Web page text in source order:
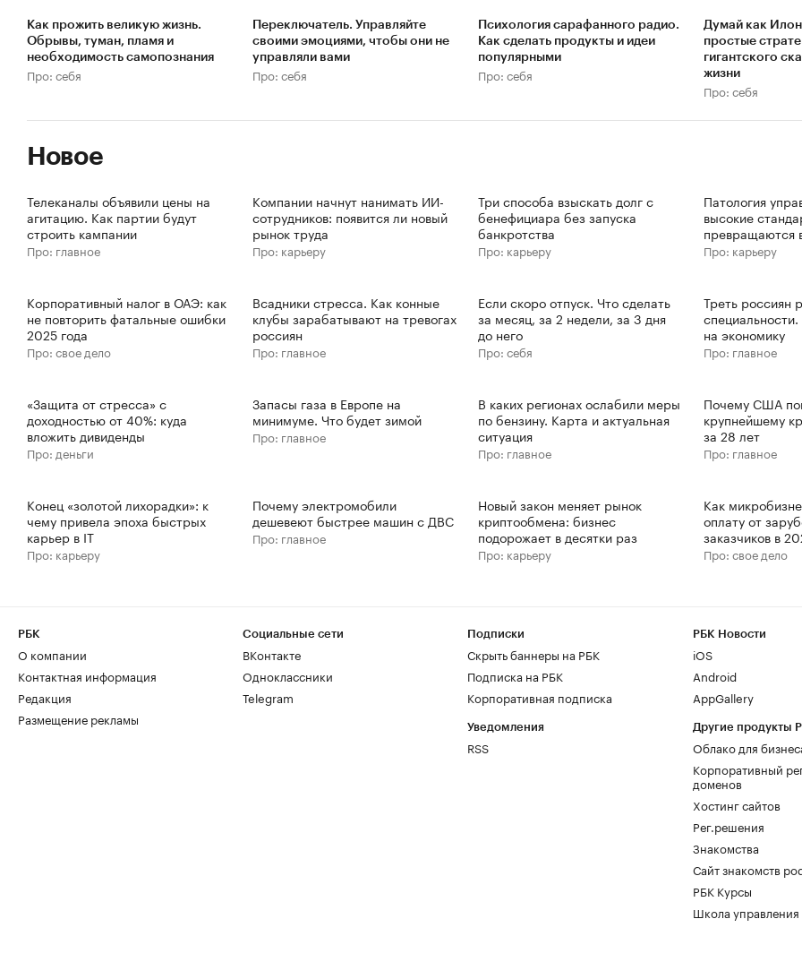
Как прожить великую жизнь.
Обрывы, туман, пламя и
необходимость самопознания
Про: себя
Переключатель. Управляйте
своими эмоциями, чтобы они не
управляли вами
Про: себя
Психология сарафанного радио.
Как сделать продукты и идеи
популярными
Про: себя
Думай как
простые
гигантского
жизни
Про: себя
Новое
Телеканалы объявили цены на
агитацию. Как партии будут
строить кампании
Про: главное
Компании начнут нанимать ИИ-
сотрудников: появится ли новый
рынок труда
Про: карьеру
Три способа взыскать долг с
бенефициара без запуска
банкротства
Про: карьеру
Патология
высокие
превращаются
Про: карьеру
Корпоративный налог в ОАЭ: как
не повторить фатальные ошибки
2025 года
Про: свое дело
Всадники стресса. Как конные
клубы зарабатывают на тревогах
россиян
Про: главное
Если скоро отпуск. Что сделать
за месяц, за 2 недели, за 3 дня
до него
Про: себя
Треть россиян
на экономику
Про: главное
«Защита от стресса» с
доходностью от 40%: куда
вложить дивиденды
Про: деньги
Запасы газа в Европе на
минимуме. Что будет зимой
Про: главное
В каких регионах ослабили меры
по бензину. Карта и актуальная
ситуация
Про: главное
Почему США
крупнейшему
за 28 лет
Про: главное
Конец «золотой лихорадки»: к
чему привела эпоха быстрых
карьер в IT
Про: карьеру
Почему электромобили
дешевеют быстрее машин с ДВС
Про: главное
Новый закон меняет рынок
криптообмена: бизнес
подорожает в десятки раз
Про: карьеру
Как
оплату от
заказчиков в
Про: свое дело
РБК
О компании
Контактная информация
Редакция
Размещение рекламы
Социальные сети
ВКонтакте
Одноклассники
Telegram
Подписки
Скрыть баннеры на РБК
Подписка на РБК
Корпоративная подписка
Уведомления
RSS
РБК Новости
iOS
Android
AppGallery
Другие продукты
Облако для
Корпоративный
доменов
Хостинг сайтов
Рег.решения
Знакомства
Сайт знакомств
РБК Курсы
Школа